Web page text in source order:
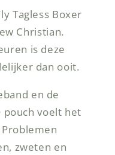
Tagless Boxer
Christian.
is deze
dan ooit.
en de
pouch voelt het
zweten en